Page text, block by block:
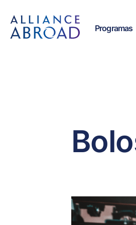
contenido
Programas